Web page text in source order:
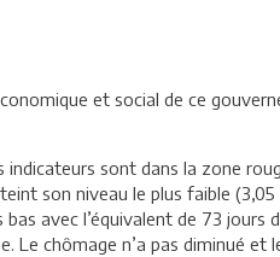
et social de ce
sont dans la zone
son niveau le plus faible
avec l’équivalent de 73 jours
Le chômage n’a pas diminué et